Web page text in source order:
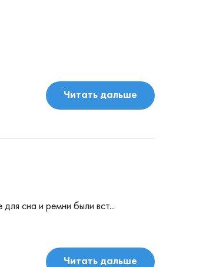
Читать дальше
сна и ремни были вст...
Читать дальше